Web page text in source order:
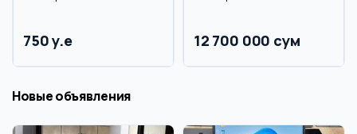
750 y.e 12 700 000 сум
Новые объявления